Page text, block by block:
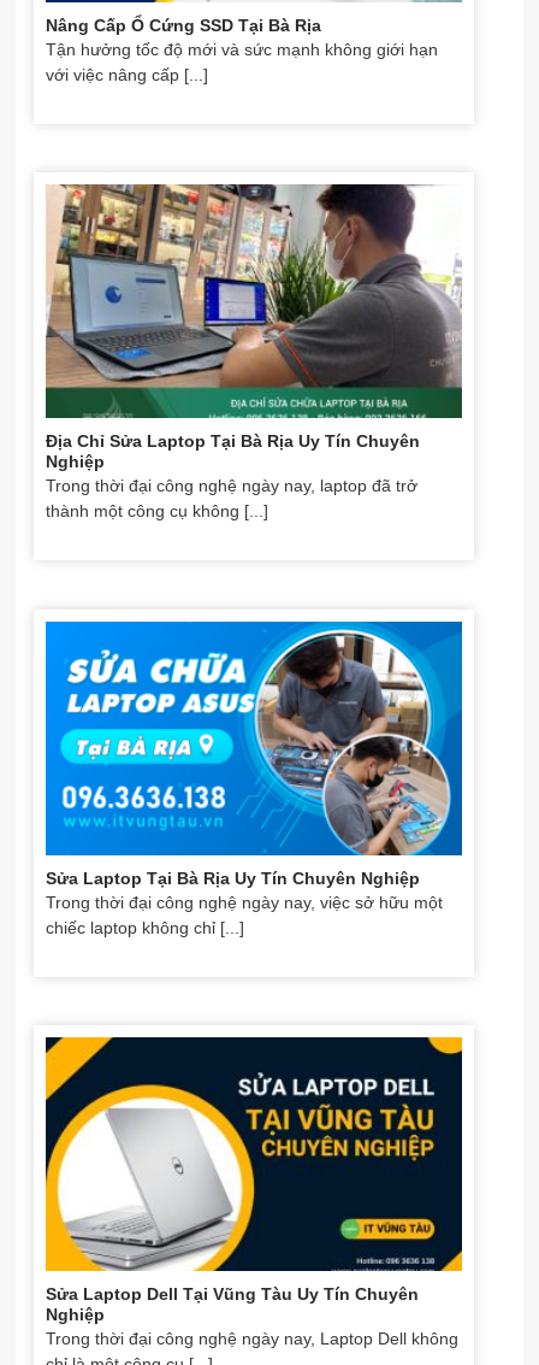
Nâng Cấp Ổ Cứng SSD Tại Bà Rịa
Tận hưởng tốc độ mới và sức mạnh không giới hạn
với việc nâng cấp [...]
Địa Chỉ Sửa Laptop Tại Bà Rịa Uy Tín Chuyên
Nghiệp
Trong thời đại công nghệ ngày nay, laptop đã trở
thành một công cụ không [...]
Sửa Laptop Tại Bà Rịa Uy Tín Chuyên Nghiệp
Trong thời đại công nghệ ngày nay, việc sở hữu một
chiếc laptop không chỉ [...]
Sửa Laptop Dell Tại Vũng Tàu Uy Tín Chuyên
Nghiệp
Trong thời đại công nghệ ngày nay, Laptop Dell không